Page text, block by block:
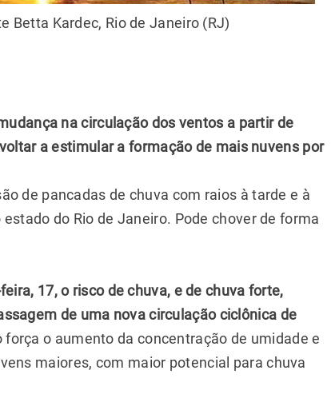
Betta Kardec, Rio de Janeiro (RJ)
na circulação dos ventos a partir de
a estimular a formação de mais nuvens por
de pancadas de chuva com raios à tarde e à
do Rio de Janeiro. Pode chover de forma
17, o risco de chuva, e de chuva forte,
de uma nova circulação ciclônica de
força o aumento da concentração de umidade e
maiores, com maior potencial para chuva